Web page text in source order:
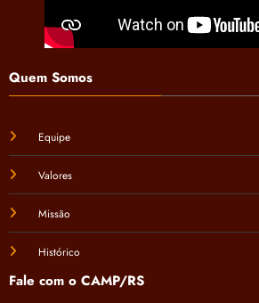
Quem Somos
Equipe
Valores
Missão
Histórico
Fale com o CAMP/RS